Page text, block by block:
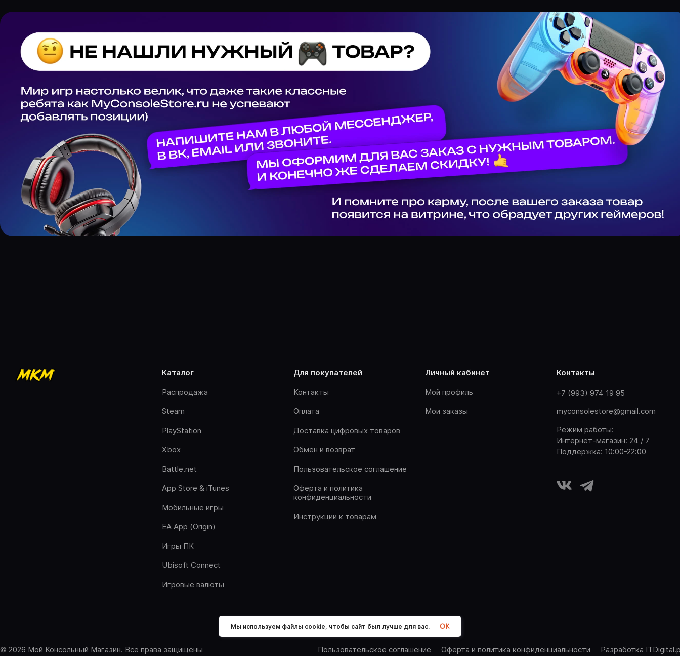
каталог
Распродажа
Steam
PlayStation
Xbox
Battle.net
App Store & iTunes
Мобильные игры
EA App (Origin)
Игры ПК
Ubisoft Connect
Игровые валюты
для покупателей
Контакты
Оплата
Доставка цифровых товаров
Обмен и возврат
Пользовательское соглашение
Оферта и политика
конфиденциальности
Инструкции к товарам
личный кабинет
Мой профиль
Мои заказы
контакты
+7 (993) 974 19 95
myconsolestore@gmail.com
Режим работы:
Интернет-магазин: 24 / 7
Поддержка: 10:00-22:00
© 2026 Мой Консольный Магазин. Все права защищены Пользовательское соглашение Оферта и политика конфиденциальности Разработка
Мы используем файлы cookie, чтобы сайт был лучше для вас. OK